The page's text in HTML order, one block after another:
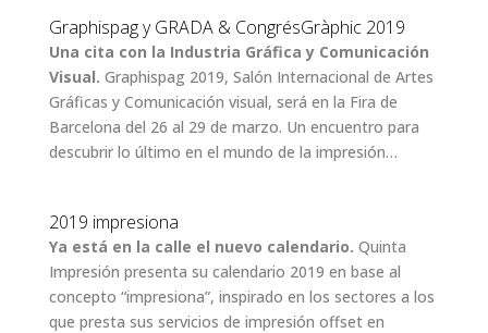
Graphispag y GRADA & CongrésGràphic 2019
Una cita con la Industria Gráfica y Comunicación
Visual. Graphispag 2019, Salón Internacional de Artes
Gráficas y Comunicación visual, será en la Fira de
Barcelona del 26 al 29 de marzo. Un encuentro para
descubrir lo último en el mundo de la impresión…
2019 impresiona
Ya está en la calle el nuevo calendario. Quinta
Impresión presenta su calendario 2019 en base al
concepto “impresiona”, inspirado en los sectores a los
que presta sus servicios de impresión offset en